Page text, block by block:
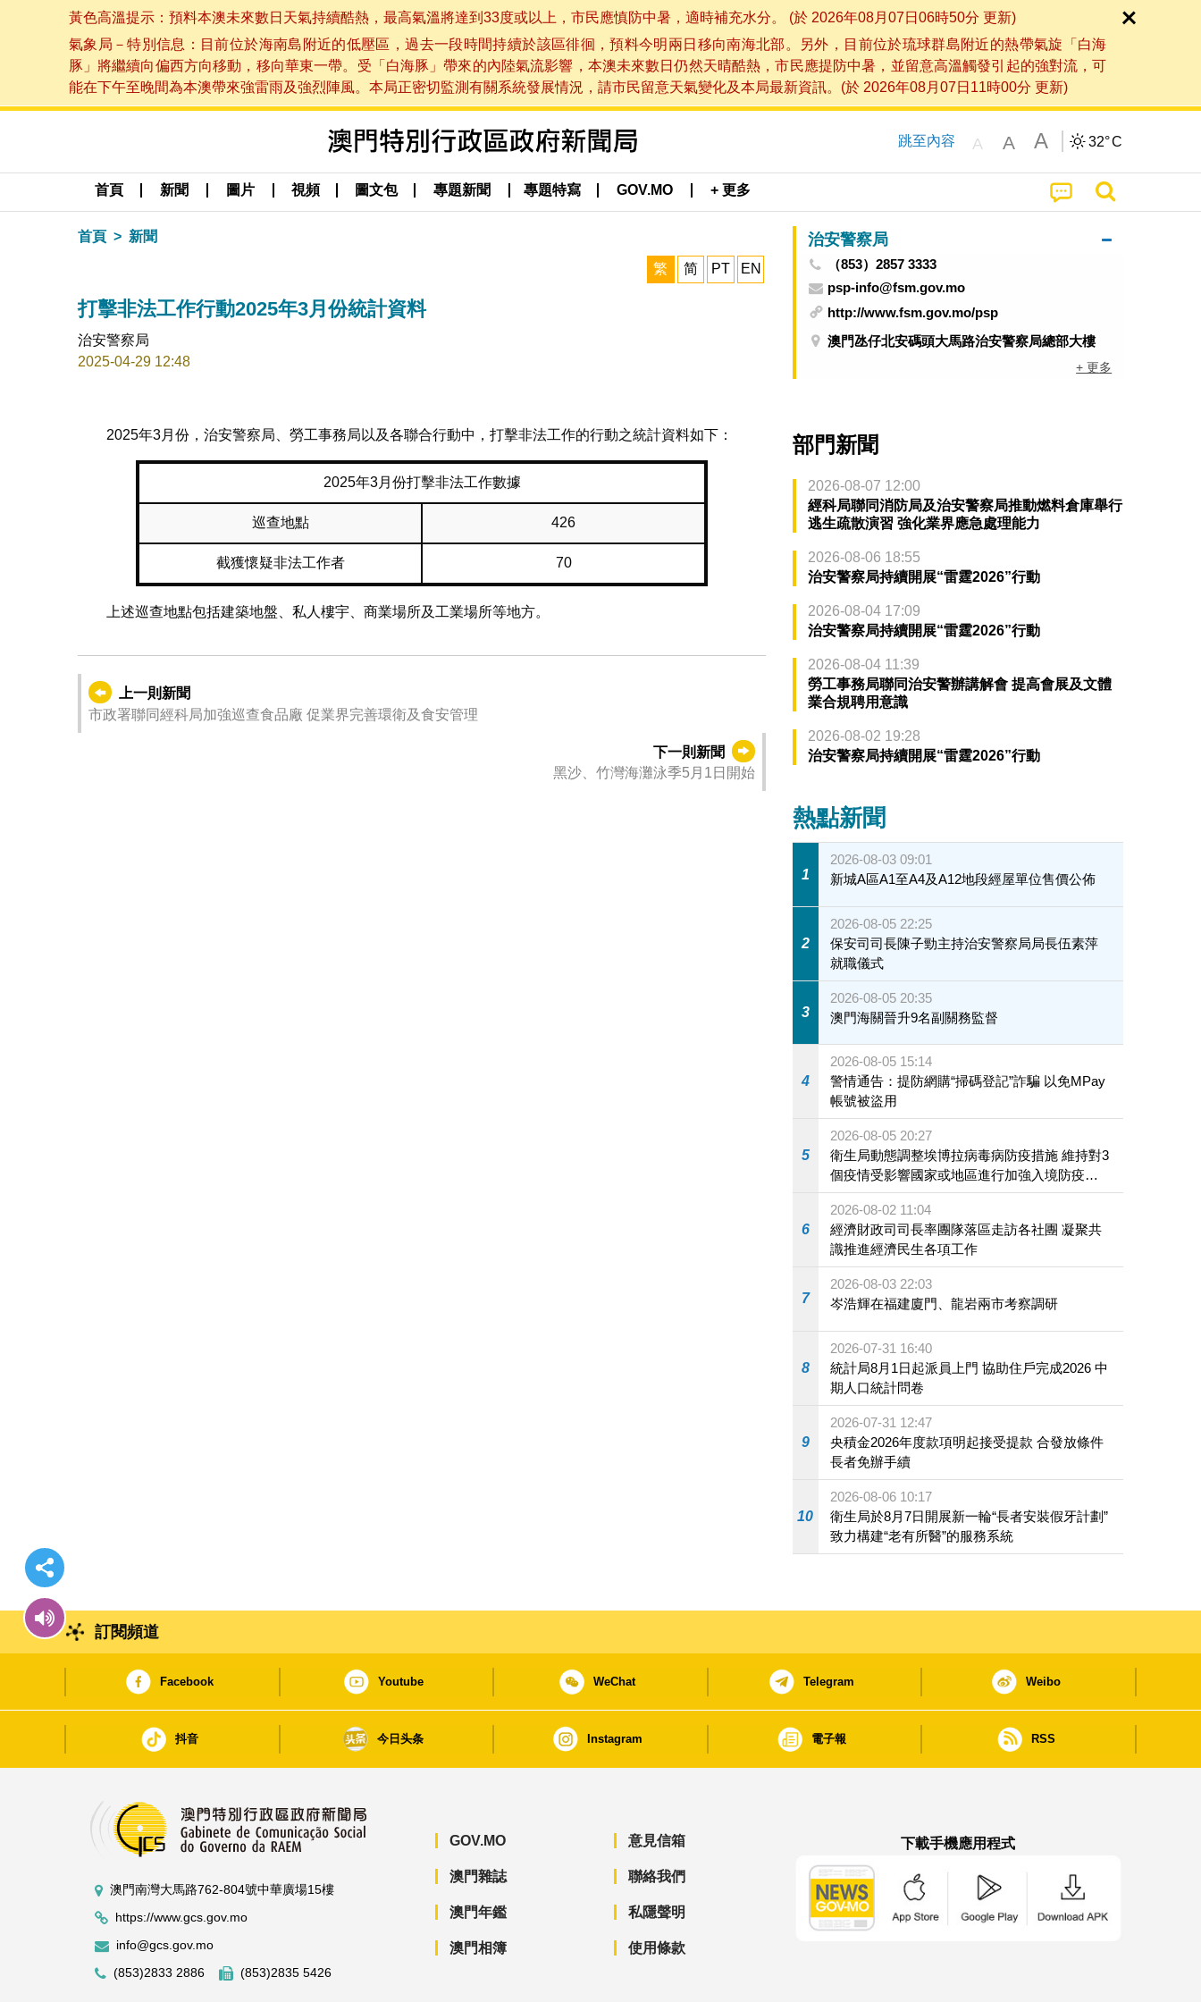
黃色高溫提示：預料本澳未來數日天氣持續酷熱，最高氣溫將達到33度或以上，市民應慎防中暑，適時補充水分。 (於 2026年08月07日06時50分 更新)
氣象局－特別信息：目前位於海南島附近的低壓區，過去一段時間持續於該區徘徊，預料今明兩日移向南海北部。另外，目前位於琉球群島附近的熱帶氣旋「白海
豚」將繼續向偏西方向移動，移向華東一帶。受「白海豚」帶來的內陸氣流影響，本澳未來數日仍然天晴酷熱，市民應提防中暑，並留意高溫觸發引起的強對流，可
能在下午至晚間為本澳帶來強雷雨及強烈陣風。本局正密切監測有關系統發展情況，請市民留意天氣變化及本局最新資訊。(於 2026年08月07日11時00分 更新)
跳至內容 A A A 32°C
首頁 新聞 圖片 視頻 圖文包 專題新聞 專題特寫 GOV.MO + 更多
首頁 新聞
繁 简 PT EN
打擊非法工作行動2025年3月份統計資料
治安警察局
2025-04-29 12:48
2025年3月份，治安警察局、勞工事務局以及各聯合行動中，打擊非法工作的行動之統計資料如下：
2025年3月份打擊非法工作數據
巡查地點 426
截獲懷疑非法工作者 70
上述巡查地點包括建築地盤、私人樓宇、商業場所及工業場所等地方。
上一則新聞
市政署聯同經科局加強巡查食品廠 促業界完善環衛及食安管理
下一則新聞
黑沙、竹灣海灘泳季5月1日開始
治安警察局
（853）2857 3333
psp-info@fsm.gov.mo
http://www.fsm.gov.mo/psp
澳門氹仔北安碼頭大馬路治安警察局總部大樓
+ 更多
部門新聞
2026-08-07 12:00
經科局聯同消防局及治安警察局推動燃料倉庫舉行
逃生疏散演習 強化業界應急處理能力
2026-08-06 18:55
治安警察局持續開展“雷霆2026”行動
2026-08-04 17:09
治安警察局持續開展“雷霆2026”行動
2026-08-04 11:39
勞工事務局聯同治安警辦講解會 提高會展及文體
業合規聘用意識
2026-08-02 19:28
治安警察局持續開展“雷霆2026”行動
熱點新聞
1
2026-08-03 09:01
新城A區A1至A4及A12地段經屋單位售價公佈
2
2026-08-05 22:25
保安司司長陳子勁主持治安警察局局長伍素萍
就職儀式
3
2026-08-05 20:35
澳門海關晉升9名副關務監督
4
2026-08-05 15:14
警情通告：提防網購“掃碼登記”詐騙 以免MPay
帳號被盜用
5
2026-08-05 20:27
衛生局動態調整埃博拉病毒病防疫措施 維持對3
個疫情受影響國家或地區進行加強入境防疫措
施
6
2026-08-02 11:04
經濟財政司司長率團隊落區走訪各社團 凝聚共
識推進經濟民生各項工作
7
2026-08-03 22:03
岑浩輝在福建廈門、龍岩兩市考察調研
8
2026-07-31 16:40
統計局8月1日起派員上門 協助住戶完成2026 中
期人口統計問卷
9
2026-07-31 12:47
央積金2026年度款項明起接受提款 合發放條件
長者免辦手續
10
2026-08-06 10:17
衛生局於8月7日開展新一輪“長者安裝假牙計劃”
致力構建“老有所醫”的服務系統
訂閱頻道
Facebook Youtube WeChat Telegram Weibo
抖音 今日头条 Instagram 電子報 RSS
澳門南灣大馬路762-804號中華廣場15樓
https://www.gcs.gov.mo
info@gcs.gov.mo
(853)2833 2886
(853)2835 5426
GOV.MO
澳門雜誌
澳門年鑑
澳門相簿
意見信箱
聯絡我們
私隱聲明
使用條款
下載手機應用程式